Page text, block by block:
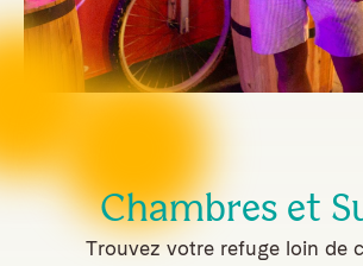
Chambres et
Trouvez votre refuge loin de